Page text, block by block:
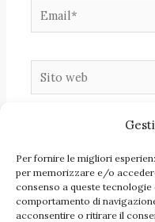
Per fornire le migliori
per memorizzare e/o
consenso a queste
comportamento di
acconsentire o ritirare il
Email*
Sito
web